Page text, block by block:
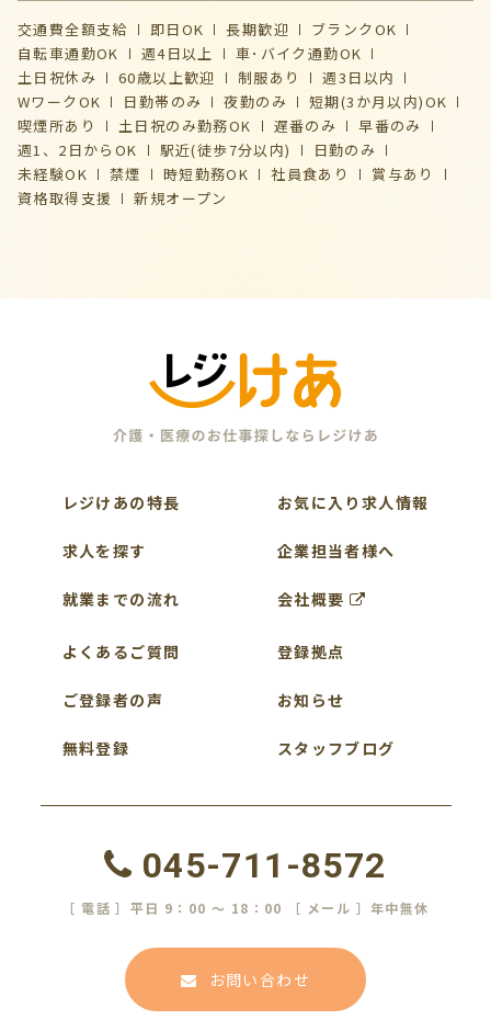
交通費全額支給 即日OK 長期歓迎
ブランクOK
自転車通勤OK
週4日以上
車･バイク通勤OK
土日祝休み
60歳以上歓迎 制服あり
週3日以内
WワークOK
日勤帯のみ 夜勤のみ
短期(3か月以内)OK
喫煙所あり
土日祝のみ勤務OK 遅番のみ
早番のみ
週1、2日からOK
駅近(徒歩7分以内)
日勤のみ
未経験OK
禁煙 時短勤務OK 社員食あり
賞与あり
資格取得支援
新規オープン
レジけあの特長
求人を探す
就業までの流れ
よくあるご質問
ご登録者の声
無料登録
お気に入り求人情報
企業担当者様へ
会社概要
登録拠点
お知らせ
スタッフブログ
045-711-8572
［ 電話 ］平日 9：00 ～ 18：00 ［ メール ］年中無休
お問い合わせ